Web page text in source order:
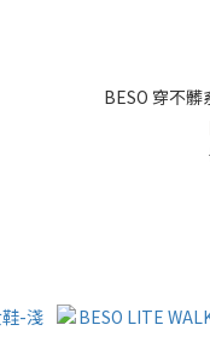
BESO 穿不